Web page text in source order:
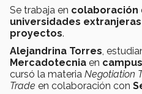
Se trabaja en colaboración
universidades extranjeras
proyectos.
Alejandrina Torres ,
Mercadotecnia en
cursó la materia Negotiation
Trade en colaboración con